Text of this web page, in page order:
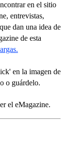
en el sitio
entrevistas,
dan una idea de
de esta
en la imagen de
o guárdelo.
el eMagazine.